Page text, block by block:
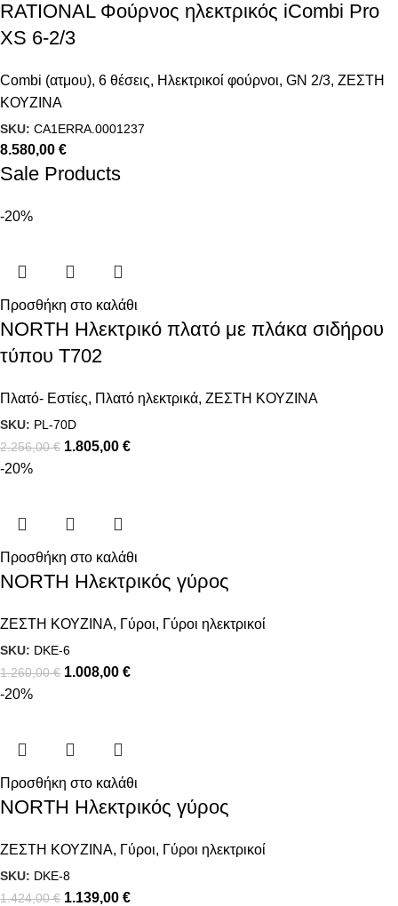
RATIONAL Φούρνος ηλεκτρικός iCombi Pro
XS 6-2/3
Combi (ατμου), 6 θέσεις, Ηλεκτρικοί φούρνοι, GN 2/3, ΖΕΣΤΗ
ΚΟΥΖΙΝΑ
SKU: CA1ERRA.0001237
8.580,00 €
Sale Products
-20%
Προσθήκη στο καλάθι
NORTH Ηλεκτρικό πλατό με πλάκα σιδήρου
τύπου T702
Πλατό- Εστίες, Πλατό ηλεκτρικά, ΖΕΣΤΗ ΚΟΥΖΙΝΑ
SKU: PL-70D
2.256,00€ 1.805,00 €
-20%
Προσθήκη στο καλάθι
NORTH Ηλεκτρικός γύρος
ΖΕΣΤΗ ΚΟΥΖΙΝΑ, Γύροι, Γύροι ηλεκτρικοί
SKU: DKE-6
1.260,00€ 1.008,00 €
-20%
Προσθήκη στο καλάθι
NORTH Ηλεκτρικός γύρος
ΖΕΣΤΗ ΚΟΥΖΙΝΑ, Γύροι, Γύροι ηλεκτρικοί
SKU: DKE-8
1.424,00€ 1.139,00 €